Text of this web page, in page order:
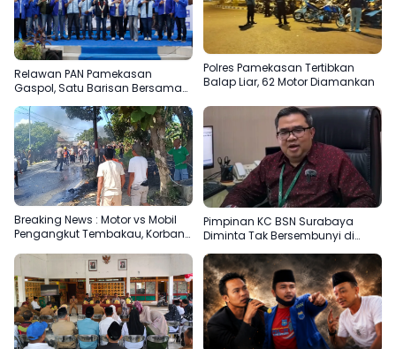
Relawan PAN Pamekasan
Gaspol, Satu Barisan Bersama
Polres Pamekasan Tertibkan
Balap Liar, 62 Motor Diamankan
Breaking News : Motor vs Mobil
Pengangkut Tembakau, Korban
Pimpinan KC BSN Surabaya
Diminta Tak Bersembunyi di